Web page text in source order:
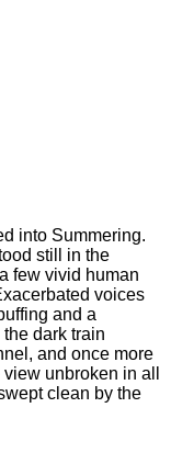
into Summering.
still in the
few vivid human
voices
and a
dark train
and once more
unbroken in all
clean by the